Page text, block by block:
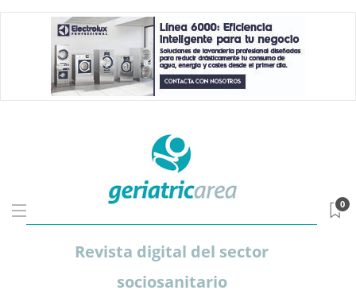
Revista digital del sector
sociosanitario
0